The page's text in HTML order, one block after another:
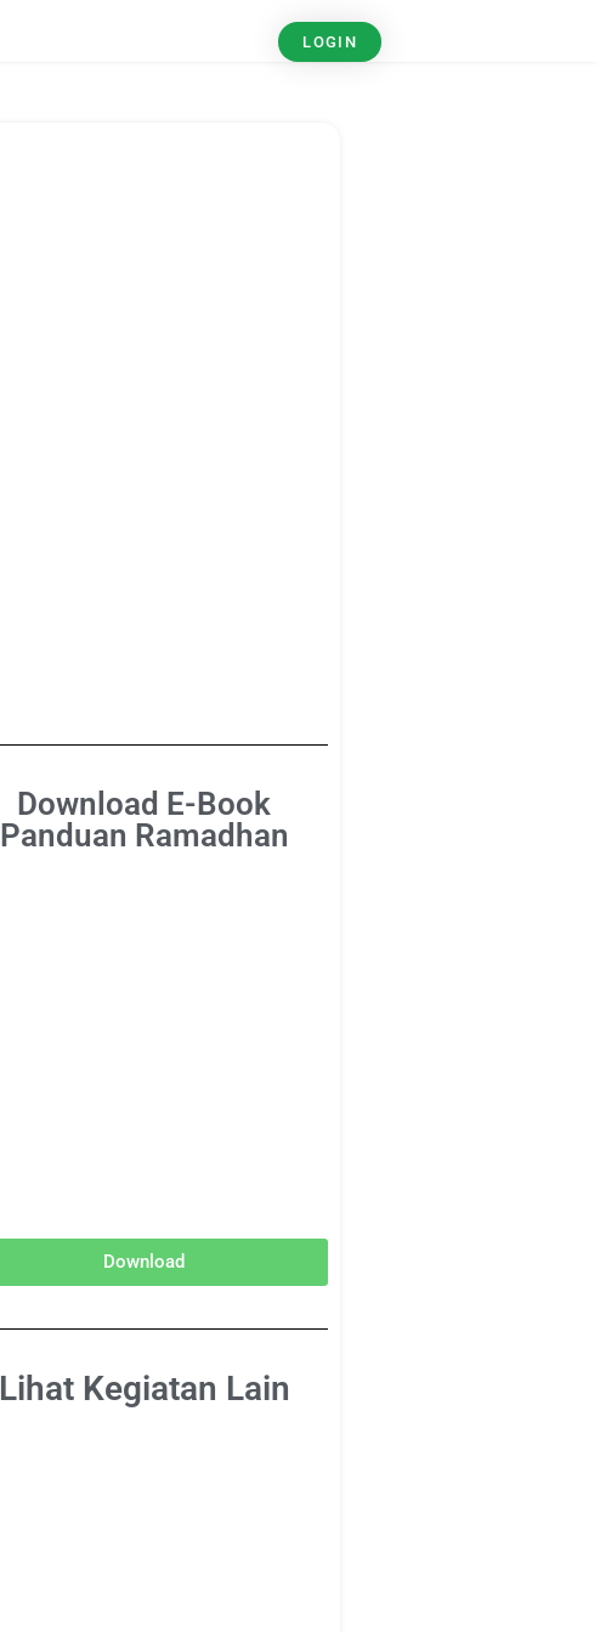
LOGIN
Download E-Book
Panduan Ramadhan
Download
Lihat Kegiatan Lain